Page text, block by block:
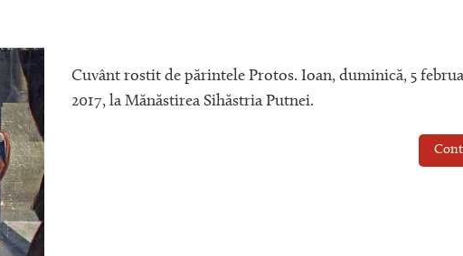
Cuvânt rostit de părintele Protos. Ioan, duminică, 5
2017, la Mănăstirea Sihăstria Putnei.